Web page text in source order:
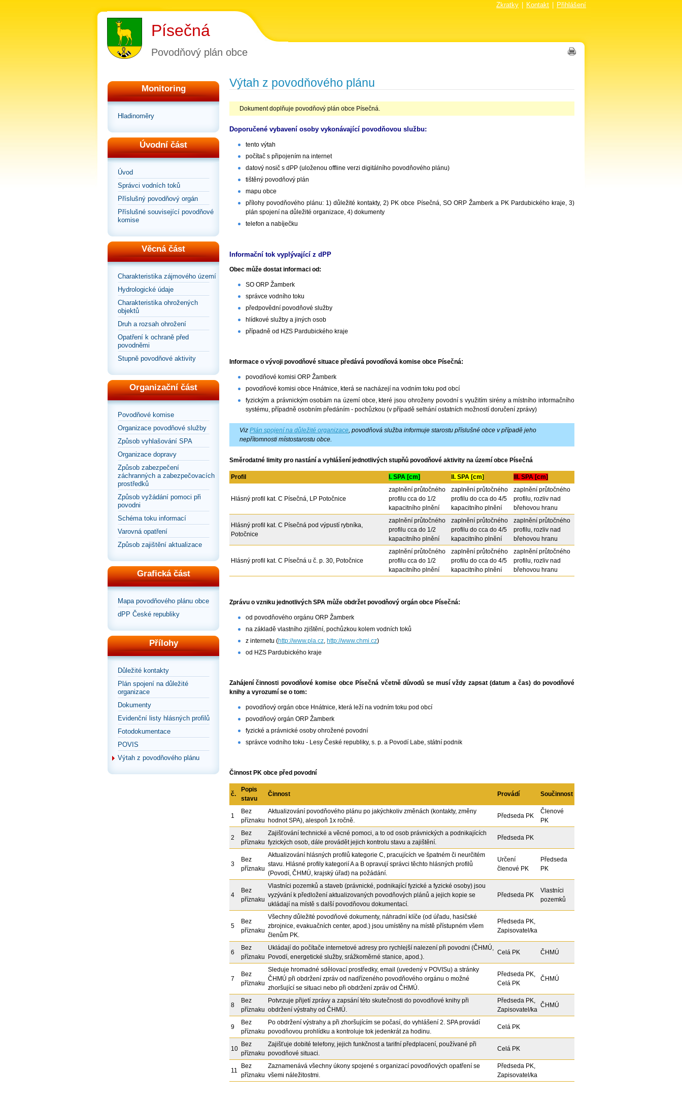
Zkratky Kontakt Přihlášení
Písečná
Povodňový plán obce
Monitoring
Hladinoměry
Úvodní část
Úvod
Správci vodních toků
Příslušný povodňový orgán
Příslušné související povodňové
komise
Věcná část
Charakteristika zájmového území
Hydrologické údaje
Charakteristika ohrožených
objektů
Druh a rozsah ohrožení
Opatření k ochraně před
povodněmi
Stupně povodňové aktivity
Organizační část
Povodňové komise
Organizace povodňové služby
Způsob vyhlašování SPA
Organizace dopravy
Způsob zabezpečení
záchranných a zabezpečovacích
prostředků
Způsob vyžádání pomoci při
povodni
Schéma toku informací
Varovná opatření
Způsob zajištění aktualizace
Grafická část
Mapa povodňového plánu obce
dPP České republiky
Přílohy
Důležité kontakty
Plán spojení na důležité
organizace
Dokumenty
Evidenční listy hlásných profilů
Fotodokumentace
POVIS
Výtah z povodňového plánu
Výtah z povodňového plánu
Dokument doplňuje povodňový plán obce Písečná.
Doporučené vybavení osoby vykonávající povodňovou službu:
tento výtah
počítač s připojením na internet
datový nosič s dPP (uloženou offline verzi digitálního povodňového plánu)
tištěný povodňový plán
mapu obce
přílohy povodňového plánu: 1) důležité kontakty, 2) PK obce Písečná, SO ORP Žamberk a PK Pardubického kraje, 3)
plán spojení na důležité organizace, 4) dokumenty
telefon a nabíječku
Informační tok vyplývající z dPP
Obec může dostat informaci od:
SO ORP Žamberk
správce vodního toku
předpovědní povodňové služby
hlídkové služby a jiných osob
případně od HZS Pardubického kraje
Informace o vývoji povodňové situace předává povodňová komise obce Písečná:
povodňové komisi ORP Žamberk
povodňové komisi obce Hnátnice, která se nacházejí na vodním toku pod obcí
fyzickým a právnickým osobám na území obce, které jsou ohroženy povodní s využitím sirény a místního informačního
systému, případně osobním předáním - pochůzkou (v případě selhání ostatních možností doručení zprávy)
Viz Plán spojení na důležité organizace, povodňová služba informuje starostu příslušné obce v případě jeho
nepřítomnosti místostarostu obce.
Směrodatné limity pro nastání a vyhlášení jednotlivých stupňů povodňové aktivity na území obce Písečná
Profil I. SPA [cm] II. SPA [cm] III. SPA [cm]
Hlásný profil kat. C Písečná, LP Potočnice
zaplnění průtočného
profilu cca do 1/2
kapacitního plnění
zaplnění průtočného
profilu do cca do 4/5
kapacitního plnění
zaplnění průtočného
profilu, rozliv nad
břehovou hranu
Hlásný profil kat. C Písečná pod výpustí rybníka,
Potočnice
zaplnění průtočného
profilu cca do 1/2
kapacitního plnění
zaplnění průtočného
profilu do cca do 4/5
kapacitního plnění
zaplnění průtočného
profilu, rozliv nad
břehovou hranu
Hlásný profil kat. C Písečná u č. p. 30, Potočnice
zaplnění průtočného
profilu cca do 1/2
kapacitního plnění
zaplnění průtočného
profilu do cca do 4/5
kapacitního plnění
zaplnění průtočného
profilu, rozliv nad
břehovou hranu
Zprávu o vzniku jednotlivých SPA může obdržet povodňový orgán obce Písečná:
od povodňového orgánu ORP Žamberk
na základě vlastního zjištění, pochůzkou kolem vodních toků
z internetu (http://www.pla.cz, http://www.chmi.cz)
od HZS Pardubického kraje
Zahájení činnosti povodňové komise obce Písečná včetně důvodů se musí vždy zapsat (datum a čas) do povodňové
knihy a vyrozumí se o tom:
povodňový orgán obce Hnátnice, která leží na vodním toku pod obcí
povodňový orgán ORP Žamberk
fyzické a právnické osoby ohrožené povodní
správce vodního toku - Lesy České republiky, s. p. a Povodí Labe, státní podnik
Činnost PK obce před povodní
č.
Popis
stavu
Činnost Provádí Součinnost
1
Bez
příznaku
Aktualizování povodňového plánu po jakýchkoliv změnách (kontakty, změny
hodnot SPA), alespoň 1x ročně.
Předseda PK
Členové
PK
2
Bez
příznaku
Zajišťování technické a věcné pomoci, a to od osob právnických a podnikajících
fyzických osob, dále provádět jejich kontrolu stavu a zajištění.
Předseda PK
3
Bez
příznaku
Aktualizování hlásných profilů kategorie C, pracujících ve špatném či neurčitém
stavu. Hlásné profily kategorií A a B opravují správci těchto hlásných profilů
(Povodí, ČHMÚ, krajský úřad) na požádání.
Určení
členové PK
Předseda
PK
4
Bez
příznaku
Vlastníci pozemků a staveb (právnické, podnikající fyzické a fyzické osoby) jsou
vyzývání k předložení aktualizovaných povodňových plánů a jejich kopie se
ukládají na místě s další povodňovou dokumentací.
Předseda PK
Vlastníci
pozemků
5
Bez
příznaku
Všechny důležité povodňové dokumenty, náhradní klíče (od úřadu, hasičské
zbrojnice, evakuačních center, apod.) jsou umístěny na místě přístupném všem
členům PK.
Předseda PK,
Zapisovatel/ka
6
Bez
příznaku
Ukládají do počítače internetové adresy pro rychlejší nalezení při povodni (ČHMÚ,
Povodí, energetické služby, srážkoměrné stanice, apod.).
Celá PK ČHMÚ
7
Bez
příznaku
Sleduje hromadné sdělovací prostředky, email (uvedený v POVISu) a stránky
ČHMÚ při obdržení zpráv od nadřízeného povodňového orgánu o možné
zhoršující se situaci nebo při obdržení zpráv od ČHMÚ.
Předseda PK,
Celá PK
ČHMÚ
8
Bez
příznaku
Potvrzuje přijetí zprávy a zapsání této skutečnosti do povodňové knihy při
obdržení výstrahy od ČHMÚ.
Předseda PK,
Zapisovatel/ka
ČHMÚ
9
Bez
příznaku
Po obdržení výstrahy a při zhoršujícím se počasí, do vyhlášení 2. SPA provádí
povodňovou prohlídku a kontroluje tok jedenkrát za hodinu.
Celá PK
10
Bez
příznaku
Zajišťuje dobité telefony, jejich funkčnost a tarifní předplacení, používané při
povodňové situaci.
Celá PK
11
Bez
příznaku
Zaznamenává všechny úkony spojené s organizací povodňových opatření se
všemi náležitostmi.
Předseda PK,
Zapisovatel/ka